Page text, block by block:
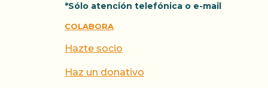
*Sólo atención telefónica o e-mail
COLABORA
Hazte socio
Haz un donativo